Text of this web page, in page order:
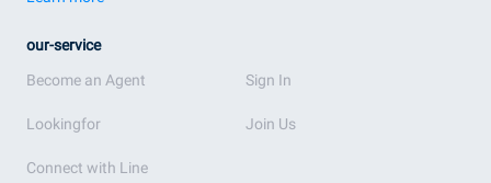
our-service
Become an Agent
Lookingfor
Connect with Line
Sign In
Join Us